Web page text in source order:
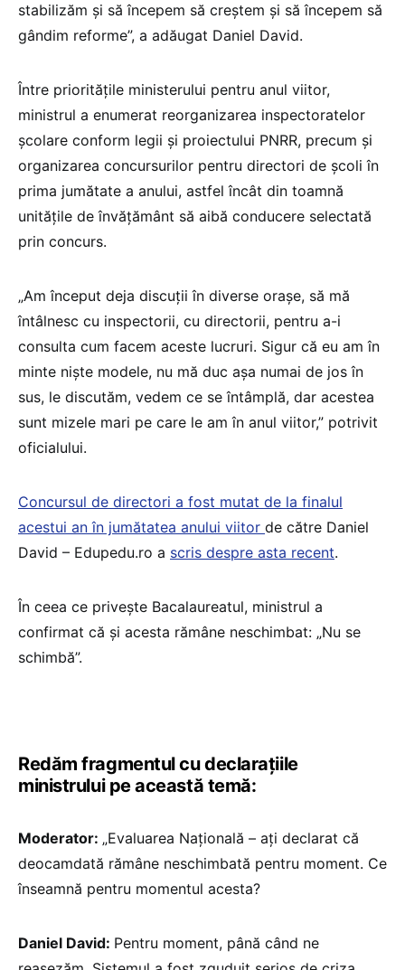
stabilizăm și să începem să creștem și să începem să
gândim reforme”, a adăugat Daniel David.
Între prioritățile ministerului pentru anul viitor,
ministrul a enumerat reorganizarea inspectoratelor
școlare conform legii și proiectului PNRR, precum și
organizarea concursurilor pentru directori de școli în
prima jumătate a anului, astfel încât din toamnă
unitățile de învățământ să aibă conducere selectată
prin concurs.
„Am început deja discuții în diverse orașe, să mă
întâlnesc cu inspectorii, cu directorii, pentru a-i
consulta cum facem aceste lucruri. Sigur că eu am în
minte niște modele, nu mă duc așa numai de jos în
sus, le discutăm, vedem ce se întâmplă, dar acestea
sunt mizele mari pe care le am în anul viitor,” potrivit
oficialului.
Concursul de directori a fost mutat de la finalul
acestui an în jumătatea anului viitor de către Daniel
David – Edupedu.ro a scris despre asta recent.
În ceea ce privește Bacalaureatul, ministrul a
confirmat că și acesta rămâne neschimbat: „Nu se
schimbă”.
Redăm fragmentul cu declarațiile
ministrului pe această temă:
Moderator: „Evaluarea Națională – ați declarat că
deocamdată rămâne neschimbată pentru moment. Ce
înseamnă pentru momentul acesta?
Daniel David: Pentru moment, până când ne